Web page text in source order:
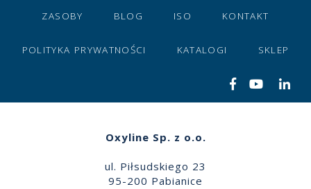
ZASOBY BLOG ISO KONTAKT
POLITYKA PRYWATNOŚCI KATALOGI SKLEP
Oxyline Sp. z o.o.
ul. Piłsudskiego 23
95-200 Pabianice